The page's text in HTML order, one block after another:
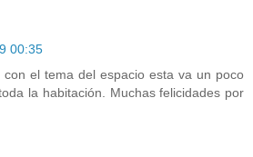
00:35
con el tema del espacio esta va un poco
la habitación. Muchas felicidades por